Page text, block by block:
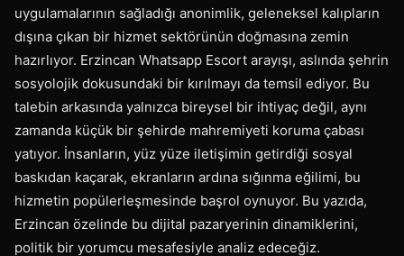
uygulamalarının sağladığı anonimlik, geleneksel kalıpların
dışına çıkan bir hizmet sektörünün doğmasına zemin
hazırlıyor. Erzincan Whatsapp Escort arayışı, aslında şehrin
sosyolojik dokusundaki bir kırılmayı da temsil ediyor. Bu
talebin arkasında yalnızca bireysel bir ihtiyaç değil, aynı
zamanda küçük bir şehirde mahremiyeti koruma çabası
yatıyor. İnsanların, yüz yüze iletişimin getirdiği sosyal
baskıdan kaçarak, ekranların ardına sığınma eğilimi, bu
hizmetin popülerleşmesinde başrol oynuyor. Bu yazıda,
Erzincan özelinde bu dijital pazaryerinin dinamiklerini,
politik bir yorumcu mesafesiyle analiz edeceğiz.